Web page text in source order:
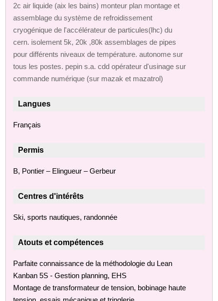
2c air liquide (aix les bains) monteur plan montage et
assemblage du système de refroidissement
cryogénique de l'accélérateur de particules(lhc) du
cern. isolement 5k, 20k ,80k assemblages de pipes
pour différents niveaux de température. autonome sur
tous les postes. pepin s.a. cdd opérateur d'usinage sur
commande numérique (sur mazak et mazatrol)
Langues
Français
Permis
B, Pontier – Elingueur – Gerbeur
Centres d'intérêts
Ski, sports nautiques, randonnée
Atouts et compétences
Parfaite connaissance de la méthodologie du Lean
Kanban 5S - Gestion planning, EHS
Montage de transformateur de tension, bobinage haute